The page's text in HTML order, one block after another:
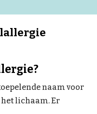
naam voor
lichaam. Er